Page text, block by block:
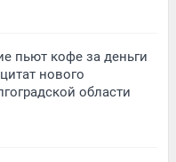
пьют кофе за деньги
нового
области